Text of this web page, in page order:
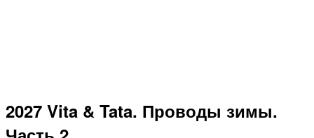
2027 Vita & Tata. Проводы зимы.